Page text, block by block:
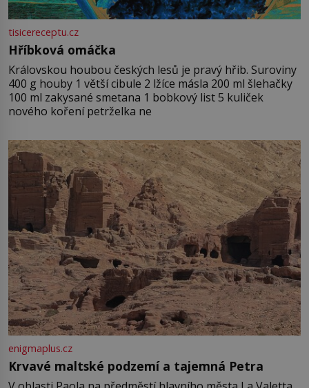
tisicereceptu.cz
Hříbková omáčka
Královskou houbou českých lesů je pravý hřib. Suroviny
400 g houby 1 větší cibule 2 lžíce másla 200 ml šlehačky
100 ml zakysané smetana 1 bobkový list 5 kuliček
nového koření petrželka ne
enigmaplus.cz
Krvavé maltské podzemí a tajemná Petra